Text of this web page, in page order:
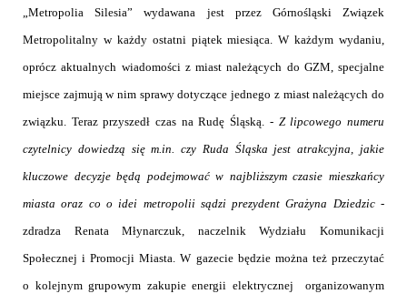
„Metropolia Silesia” wydawana jest przez Górnośląski Związek
Metropolitalny w każdy ostatni piątek miesiąca. W każdym wydaniu,
oprócz aktualnych wiadomości z miast należących do GZM, specjalne
miejsce zajmują w nim sprawy dotyczące jednego z miast należących do
związku. Teraz przyszedł czas na Rudę Śląską. - Z lipcowego numeru
czytelnicy dowiedzą się m.in. czy Ruda Śląska jest atrakcyjna, jakie
kluczowe decyzje będą podejmować w najbliższym czasie mieszkańcy
miasta oraz co o idei metropolii sądzi prezydent Grażyna Dziedzic-
zdradza Renata Młynarczuk, naczelnik Wydziału Komunikacji
Społecznej i Promocji Miasta. W gazecie będzie można też przeczytać
o kolejnym grupowym zakupie energii elektrycznej
organizowanym